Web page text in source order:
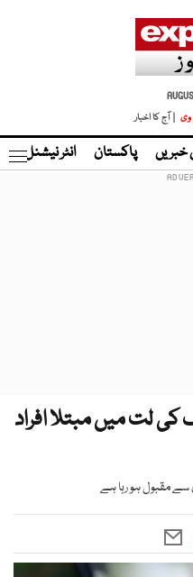
وی | آج کا اخبار
پاکستان انٹر نیشنل
کی لت میں مبتلا افراد
سے مقبول ہو رہا ہے